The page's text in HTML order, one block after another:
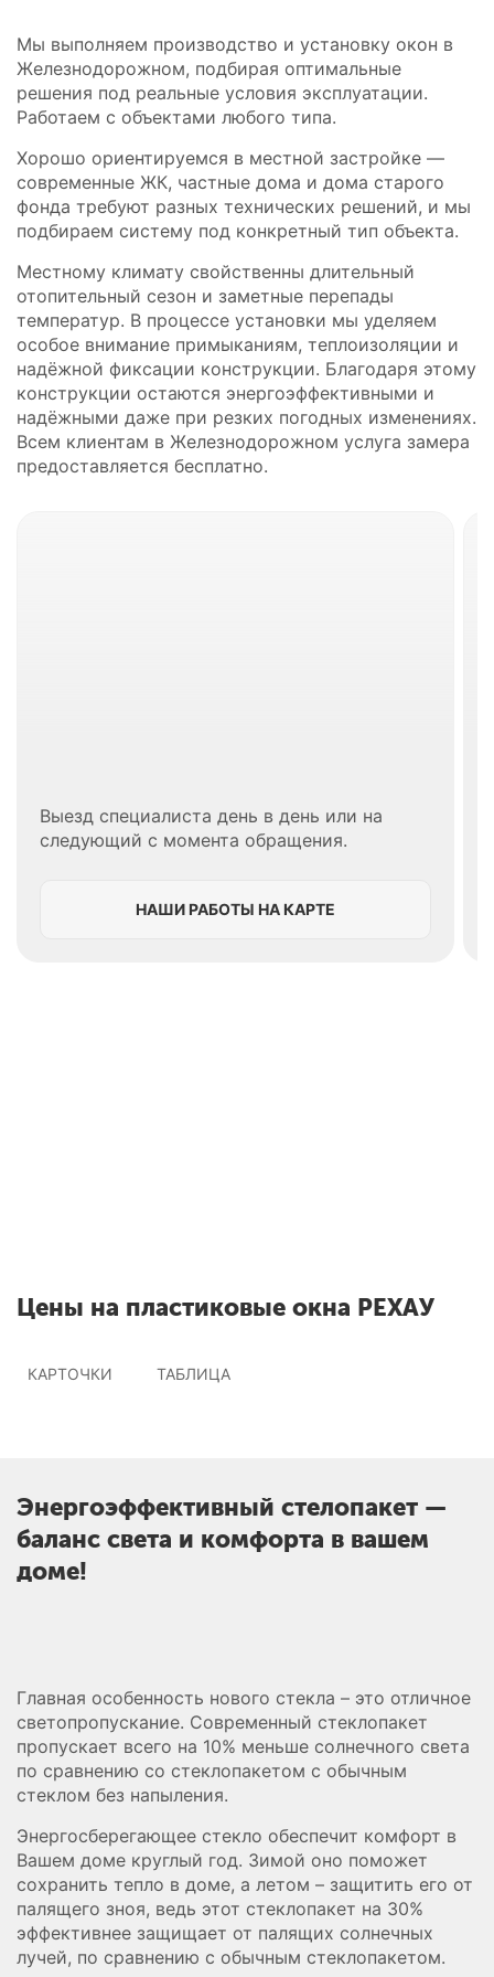
Мы выполняем производство и установку окон в
Железнодорожном, подбирая оптимальные
решения под реальные условия эксплуатации.
Работаем с объектами любого типа.
Хорошо ориентируемся в местной застройке —
современные ЖК, частные дома и дома старого
фонда требуют разных технических решений, и мы
подбираем систему под конкретный тип объекта.
Местному климату свойственны длительный
отопительный сезон и заметные перепады
температур. В процессе установки мы уделяем
особое внимание примыканиям, теплоизоляции и
надёжной фиксации конструкции. Благодаря этому
конструкции остаются энергоэффективными и
надёжными даже при резких погодных изменениях.
Всем клиентам в Железнодорожном услуга замера
предоставляется бесплатно.
Выезд специалиста день в день или на
следующий с момента обращения.
НАШИ РАБОТЫ НА КАРТЕ
Цены на пластиковые окна РЕХАУ
КАРТОЧКИ ТАБЛИЦА
Энергоэффективный стелопакет —
баланс света и комфорта в вашем
доме!
Главная особенность нового стекла – это отличное
светопропускание. Современный стеклопакет
пропускает всего на 10% меньше солнечного света
по сравнению со стеклопакетом с обычным
стеклом без напыления.
Энергосберегающее стекло обеспечит комфорт в
Вашем доме круглый год. Зимой оно поможет
сохранить тепло в доме, а летом – защитить его от
палящего зноя, ведь этот стеклопакет на 30%
эффективнее защищает от палящих солнечных
лучей, по сравнению с обычным стеклопакетом.